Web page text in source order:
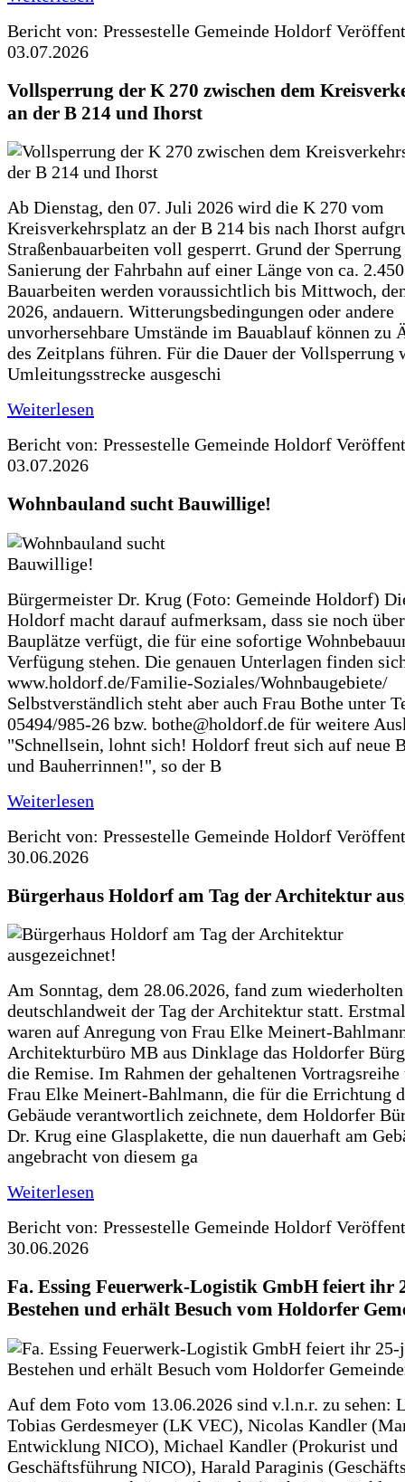
Bericht von: Pressestelle Gemeinde Holdorf
03.07.2026
Vollsperrung der K 270 zwischen dem
an der B 214 und Ihorst
Ab Dienstag, den 07. Juli 2026 wird die K 270 vom
Kreisverkehrsplatz an der B 214 bis nach Ihorst
Straßenbauarbeiten voll gesperrt. Grund der
Sanierung der Fahrbahn auf einer Länge von ca.
Bauarbeiten werden voraussichtlich bis Mittwoch,
2026, andauern. Witterungsbedingungen oder andere
unvorhersehbare Umstände im Bauablauf können zu
des Zeitplans führen. Für die Dauer der Vollsperrung
Umleitungsstrecke ausgeschi
Weiterlesen
Bericht von: Pressestelle Gemeinde Holdorf
03.07.2026
Wohnbauland sucht Bauwillige!
Bürgermeister Dr. Krug (Foto: Gemeinde Holdorf)
Holdorf macht darauf aufmerksam, dass sie noch
Bauplätze verfügt, die für eine sofortige
Verfügung stehen. Die genauen Unterlagen finden
www.holdorf.de/Familie-Soziales/Wohnbaugebiete/
Selbstverständlich steht aber auch Frau Bothe unter
05494/985-26 bzw. bothe@holdorf.de für weitere
"Schnellsein, lohnt sich! Holdorf freut sich auf neue
und Bauherrinnen!", so der B
Weiterlesen
Bericht von: Pressestelle Gemeinde Holdorf
30.06.2026
Bürgerhaus Holdorf am Tag der Architektur
Am Sonntag, dem 28.06.2026, fand zum
deutschlandweit der Tag der Architektur statt.
waren auf Anregung von Frau Elke Meinert-
Architekturbüro MB aus Dinklage das Holdorfer
die Remise. Im Rahmen der gehaltenen
Frau Elke Meinert-Bahlmann, die für die Errichtung
Gebäude verantwortlich zeichnete, dem Holdorfer
Dr. Krug eine Glasplakette, die nun dauerhaft am
angebracht von diesem ga
Weiterlesen
Bericht von: Pressestelle Gemeinde Holdorf
30.06.2026
Fa. Essing Feuerwerk-Logistik GmbH feiert ihr
Bestehen und erhält Besuch vom Holdorfer
Auf dem Foto vom 13.06.2026 sind v.l.n.r. zu sehen:
Tobias Gerdesmeyer (LK VEC), Nicolas Kandler
Entwicklung NICO), Michael Kandler (Prokurist und
Geschäftsführung NICO), Harald Paraginis